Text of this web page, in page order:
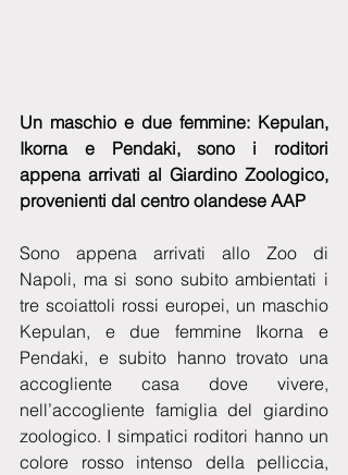
Un maschio e due femmine: Kepulan,
Ikorna e Pendaki, sono i roditori
appena arrivati al Giardino Zoologico,
provenienti dal centro olandese AAP
Sono appena arrivati allo Zoo di
Napoli, ma si sono subito ambientati i
tre scoiattoli rossi europei, un maschio
Kepulan, e due femmine Ikorna e
Pendaki, e subito hanno trovato una
accogliente casa dove vivere,
nell’accogliente famiglia del giardino
zoologico. I simpatici roditori hanno un
colore rosso intenso della pelliccia,